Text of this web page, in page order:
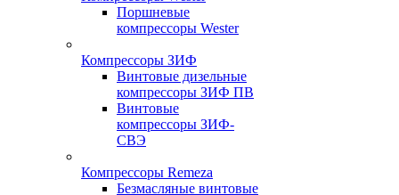
Поршневые
компрессоры Wester
Компрессоры ЗИФ
Винтовые дизельные
компрессоры ЗИФ ПВ
Винтовые
компрессоры ЗИФ-
СВЭ
Компрессоры Remeza
Безмасляные винтовые